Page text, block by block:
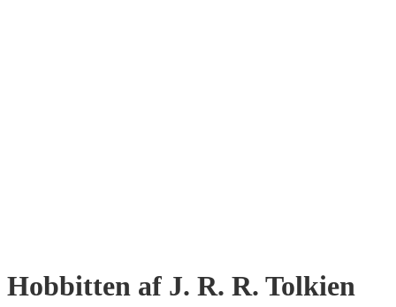
Hobbitten af J. R. R. Tolkien